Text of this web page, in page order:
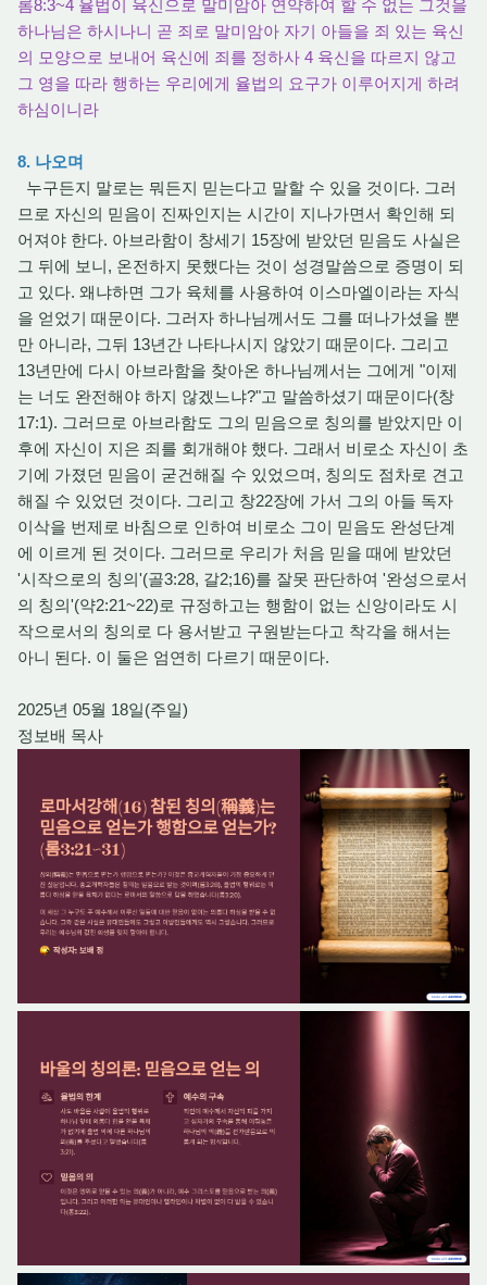
롬8:3~4 율법이 육신으로 말미암아 연약하여 할 수 없는 그것을
하나님은 하시나니 곧 죄로 말미암아 자기 아들을 죄 있는 육신
의 모양으로 보내어 육신에 죄를 정하사 4 육신을 따르지 않고
그 영을 따라 행하는 우리에게 율법의 요구가 이루어지게 하려
하심이니라
8. 나오며
누구든지 말로는 뭐든지 믿는다고 말할 수 있을 것이다. 그러
므로 자신의 믿음이 진짜인지는 시간이 지나가면서 확인해 되
어져야 한다. 아브라함이 창세기 15장에 받았던 믿음도 사실은
그 뒤에 보니, 온전하지 못했다는 것이 성경말씀으로 증명이 되
고 있다. 왜냐하면 그가 육체를 사용하여 이스마엘이라는 자식
을 얻었기 때문이다. 그러자 하나님께서도 그를 떠나가셨을 뿐
만 아니라, 그뒤 13년간 나타나시지 않았기 때문이다. 그리고
13년만에 다시 아브라함을 찾아온 하나님께서는 그에게 "이제
는 너도 완전해야 하지 않겠느냐?"고 말씀하셨기 때문이다(창
17:1). 그러므로 아브라함도 그의 믿음으로 칭의를 받았지만 이
후에 자신이 지은 죄를 회개해야 했다. 그래서 비로소 자신이 초
기에 가졌던 믿음이 굳건해질 수 있었으며, 칭의도 점차로 견고
해질 수 있었던 것이다. 그리고 창22장에 가서 그의 아들 독자
이삭을 번제로 바침으로 인하여 비로소 그이 믿음도 완성단계
에 이르게 된 것이다. 그러므로 우리가 처음 믿을 때에 받았던
'시작으로의 칭의'(골3:28, 갈2;16)를 잘못 판단하여 '완성으로서
의 칭의'(약2:21~22)로 규정하고는 행함이 없는 신앙이라도 시
작으로서의 칭의로 다 용서받고 구원받는다고 착각을 해서는
아니 된다. 이 둘은 엄연히 다르기 때문이다.
2025년 05월 18일(주일)
정보배 목사